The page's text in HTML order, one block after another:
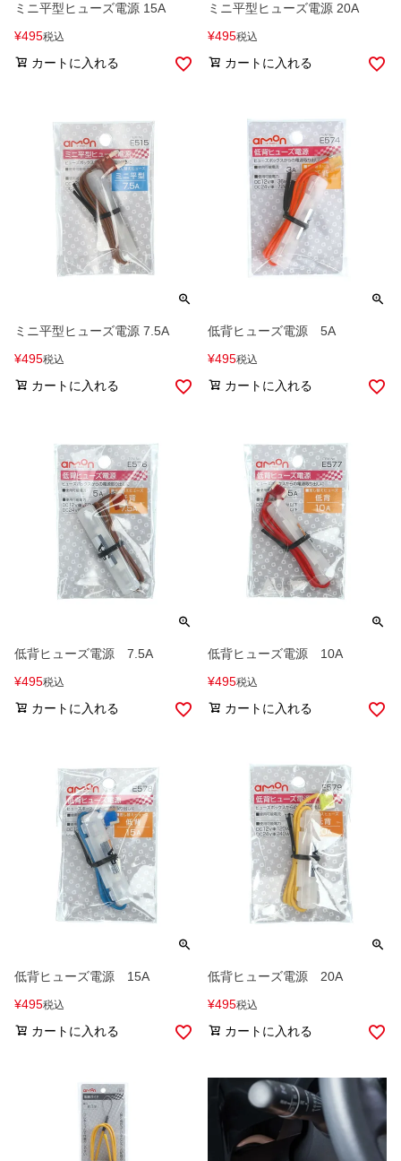
ミニ平型ヒューズ電源 15A
¥495税込
カートに入れる
ミニ平型ヒューズ電源 20A
¥495税込
カートに入れる
ミニ平型ヒューズ電源 7.5A
¥495税込
カートに入れる
低背ヒューズ電源 5A
¥495税込
カートに入れる
低背ヒューズ電源 7.5A
¥495税込
カートに入れる
低背ヒューズ電源 10A
¥495税込
カートに入れる
低背ヒューズ電源 15A
¥495税込
カートに入れる
低背ヒューズ電源 20A
¥495税込
カートに入れる